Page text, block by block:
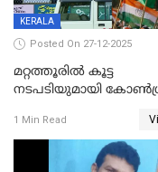
KERALA
Posted On 27-12-2025
മറ്റത്തൂരിൽ കൂട്ട
നടപടിയുമായി
എട്ട് പേര്‍ ഉള്‍പ്പെടെ
പത്തുപേരെ
ചൊവ്വന്നൂരിലും നടപടി
1 Min Read